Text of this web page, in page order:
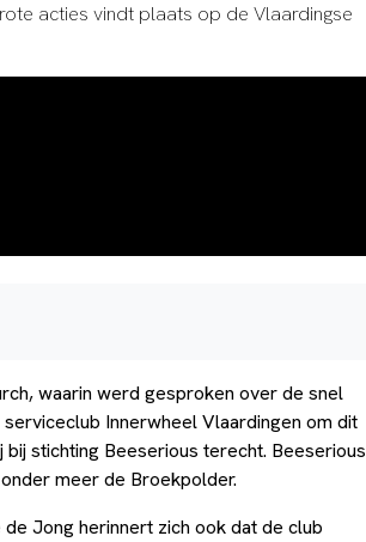
acties vindt plaats op de Vlaardingse
waarin werd gesproken over de snel
Innerwheel Vlaardingen om dit
stichting Beeserious terecht. Beeserious
meer de Broekpolder.
Jong herinnert zich ook dat de club